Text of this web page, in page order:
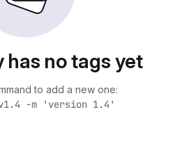
has no tags yet
to add a new one:
-m 'version 1.4'